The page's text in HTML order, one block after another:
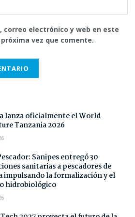
correo electrónico y web en este
vez que comente.
lanza oficialmente el World
Tanzania 2026
Sanipes entregó 30
sanitarias a pescadores de
impulsando la formalización y el
hidrobiológico